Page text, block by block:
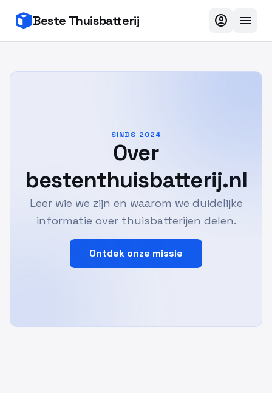
Beste Thuisbatterij account_circle menu
SINDS 2024
Over
bestenthuisbatterij.nl
Leer wie we zijn en waarom we duidelijke
informatie over thuisbatterijen delen.
Ontdek onze missie